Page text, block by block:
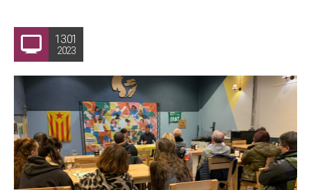
13.01
2023